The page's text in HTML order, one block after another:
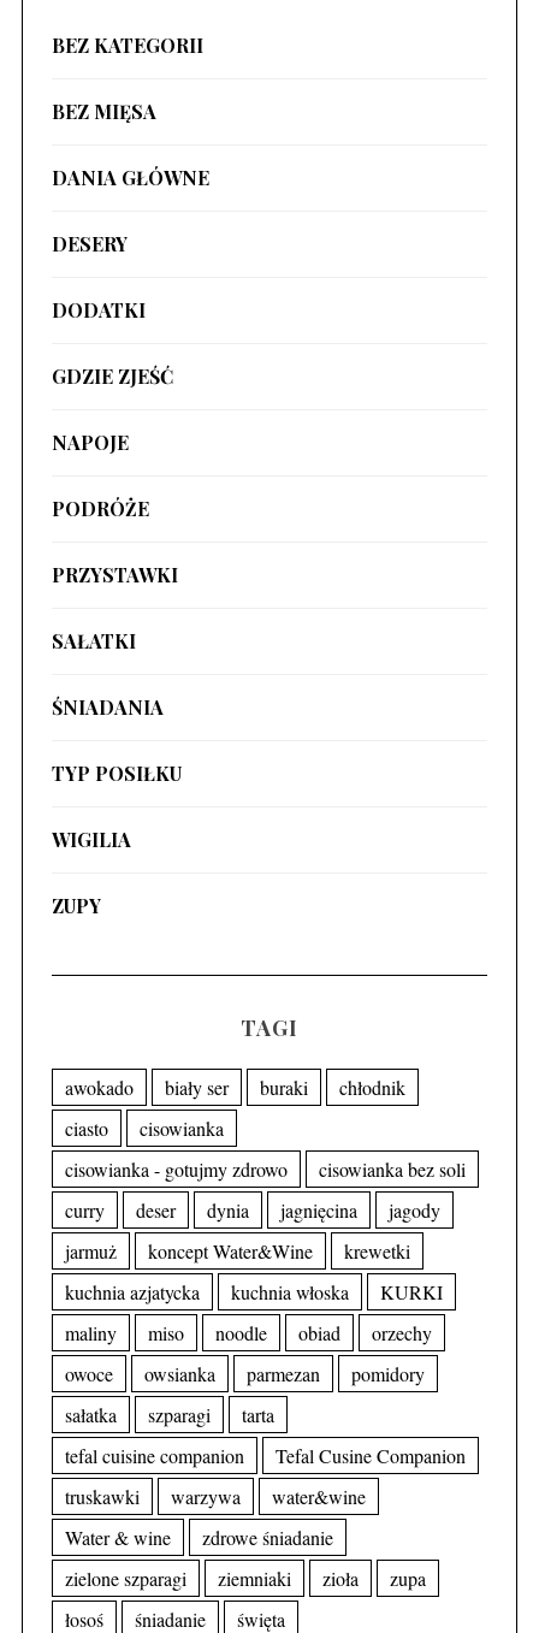
BEZ KATEGORII
BEZ MIĘSA
DANIA GŁÓWNE
DESERY
DODATKI
GDZIE ZJEŚĆ
NAPOJE
PODRÓŻE
PRZYSTAWKI
SAŁATKI
ŚNIADANIA
TYP POSIŁKU
WIGILIA
ZUPY
TAGI
awokado biały ser buraki
chłodnik
ciasto
cisowianka
cisowianka - gotujmy zdrowo
cisowianka bez soli
curry
deser dynia jagnięcina
jagody
jarmuż
koncept Water&Wine
krewetki
kuchnia azjatycka
kuchnia włoska
KURKI
maliny
miso noodle obiad
orzechy
owoce
owsianka parmezan
pomidory
sałatka
szparagi
tarta
tefal cuisine companion
Tefal Cusine Companion
truskawki
warzywa
water&wine
Water & wine
zdrowe śniadanie
zielone szparagi
ziemniaki zioła
zupa
łosoś
śniadanie święta